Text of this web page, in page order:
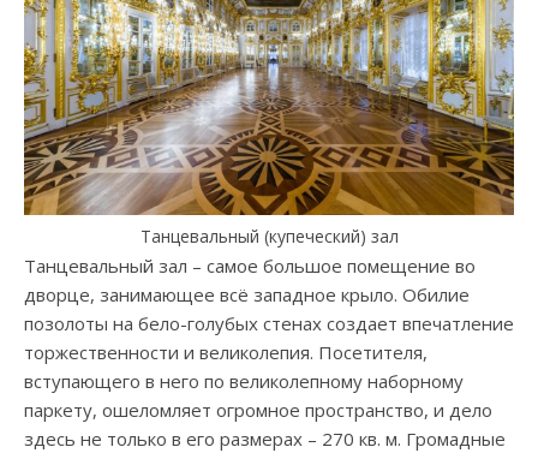
Танцевальный (купеческий) зал
Танцевальный зал – самое большое помещение во
дворце, занимающее всё западное крыло. Обилие
позолоты на бело-голубых стенах создает впечатление
торжественности и великолепия. Посетителя,
вступающего в него по великолепному наборному
паркету, ошеломляет огромное пространство, и дело
здесь не только в его размерах – 270 кв. м. Громадные